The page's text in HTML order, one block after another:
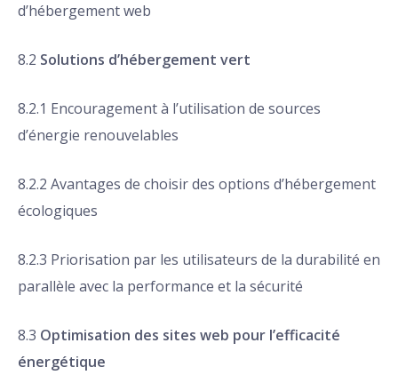
d’hébergement web
8.2 Solutions d’hébergement vert
8.2.1 Encouragement à l’utilisation de sources
d’énergie renouvelables
8.2.2 Avantages de choisir des options d’hébergement
écologiques
8.2.3 Priorisation par les utilisateurs de la durabilité en
parallèle avec la performance et la sécurité
8.3 Optimisation des sites web pour l’efficacité
énergétique